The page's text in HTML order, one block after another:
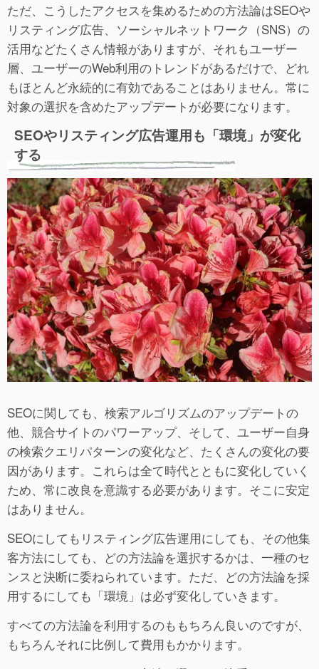
ただ、こうしたアクセスを集めるための方法論はSEOや
リスティング広告、ソーシャルネットワーク（SNS）の
活用などたくさん情報がありますが、それもユーザー
層、ユーザーのWeb利用のトレンドがあるだけで、どれ
もほとんど永続的に有効であることはありません。常に
対象の選択を含めたアップデートが必要になります。
SEOやリスティング広告運用も「環境」が変化
する
SEOに関しても、検索アルゴリズムのアップデートの
他、競合サイトのパワーアップ、そして、ユーザー自身
の検索クエリパターンの変化など、たくさんの変化の要
因があります。これらは全て時代とともに変化していく
ため、常に改良を意識する必要があります。そこに安定
はありません。
SEOにしてもリスティング広告運用にしても、その他集
客方法にしても、どの方法論を選択するかは、一種のセ
ンスと決断に委ねられています。ただ、どの方法論を採
用するにしても「環境」は必ず変化していきます。
すべての方法論を利用するのももちろん良いのですが、
もちろんそれに比例して費用もかかります。